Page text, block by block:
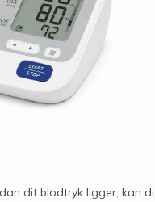
dit blodtryk ligger, kan